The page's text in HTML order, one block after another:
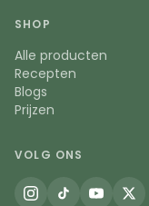
SHOP
Alle producten
Recepten
Blogs
Prijzen
VOLG ONS